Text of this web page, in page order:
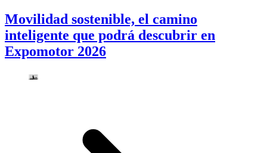
Movilidad sostenible, el camino
inteligente que podrá descubrir en
Expomotor 2026